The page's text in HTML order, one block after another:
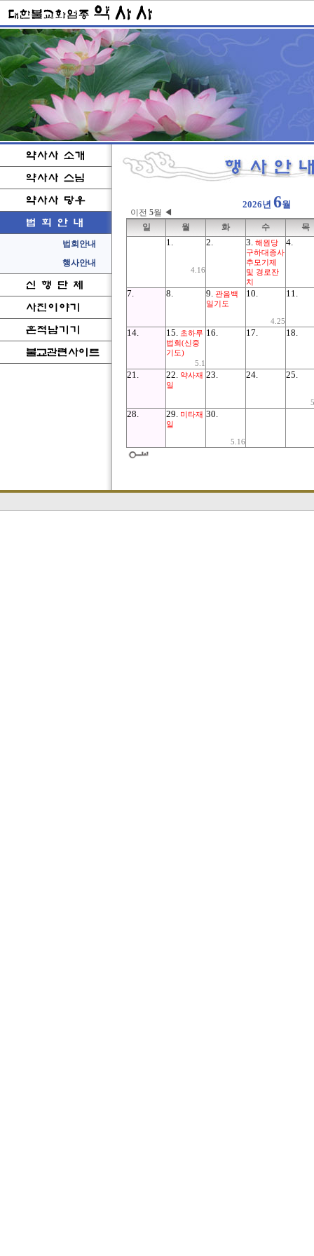
이전 5월 ◀
2026년 6월
일 월 화 수 목
1.
4.16
2. 3. 해원당
구하대종사
추모기제
및 경로잔
치
4.
7. 8. 9. 관음백
일기도
10.
4.25
11.
14. 15. 초하루
법회(신중
기도)
5.1
16. 17. 18.
21. 22. 약사재
일
23. 24. 25.
28. 29. 미타재
일
30.
5.16